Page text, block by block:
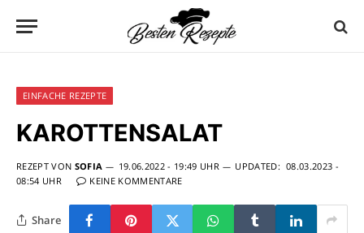
EINFACHE REZEPTE
KAROTTENSALAT
REZEPT VON SOFIA 19.06.2022 - 19:49 UHR UPDATED: 08.03.2023 -
08:54 UHR
KEINE KOMMENTARE
Share